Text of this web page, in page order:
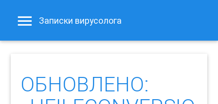
Записки вирусолога
ОБНОВЛЕНО: